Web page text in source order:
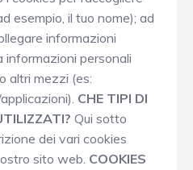
esempio, il tuo nome); ad
informazioni
informazioni personali
altri mezzi (es:
CHE TIPI DI
Qui sotto
dei vari cookies
sito web. COOKIES